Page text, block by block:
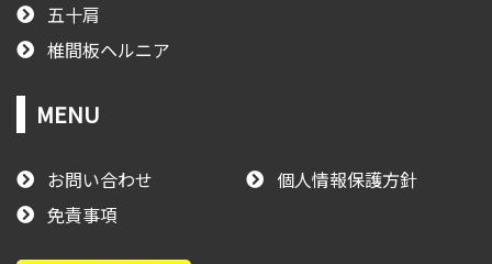
五十肩
椎間板ヘルニア
MENU
お問い合わせ
個人情報保護方針
免責事項